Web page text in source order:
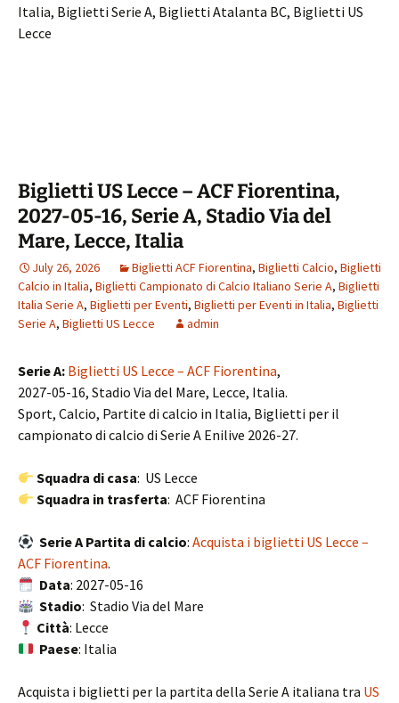
Italia, Biglietti Serie A, Biglietti Atalanta BC, Biglietti US
Lecce
Biglietti US Lecce – ACF Fiorentina,
2027-05-16, Serie A, Stadio Via del
Mare, Lecce, Italia
July 26, 2026 Biglietti ACF Fiorentina, Biglietti Calcio, Biglietti
Calcio in Italia, Biglietti Campionato di Calcio Italiano Serie A, Biglietti
Italia Serie A, Biglietti per Eventi, Biglietti per Eventi in Italia, Biglietti
Serie A, Biglietti US Lecce admin
Serie A: Biglietti US Lecce – ACF Fiorentina,
2027-05-16, Stadio Via del Mare, Lecce, Italia.
Sport, Calcio, Partite di calcio in Italia, Biglietti per il
campionato di calcio di Serie A Enilive 2026-27.
Squadra di casa: US Lecce
Squadra in trasferta: ACF Fiorentina
Serie A Partita di calcio:Acquista i biglietti US Lecce –
ACF Fiorentina.
Data: 2027-05-16
Stadio: Stadio Via del Mare
Città: Lecce
Paese: Italia
Acquista i biglietti per la partita della Serie A italiana tra US